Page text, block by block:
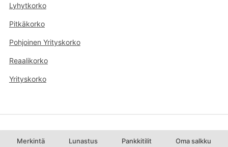
Lyhytkorko
Pitkäkorko
Pohjoinen Yrityskorko
Reaalikorko
Yrityskorko
Merkintä Lunastus Pankkitilit Oma salkku